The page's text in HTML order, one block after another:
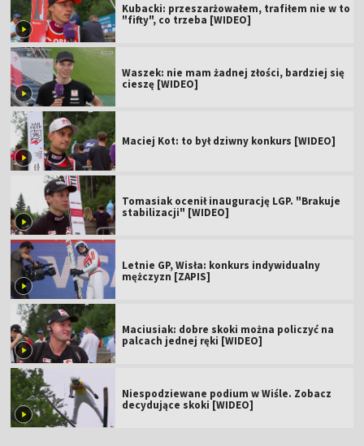
Kubacki: przeszarżowałem, trafiłem nie w to
"fifty", co trzeba [WIDEO]
Waszek: nie mam żadnej złości, bardziej się
cieszę [WIDEO]
Maciej Kot: to był dziwny konkurs [WIDEO]
Tomasiak ocenił inaugurację LGP. "Brakuje
stabilizacji" [WIDEO]
Letnie GP, Wisła: konkurs indywidualny
mężczyzn [ZAPIS]
Maciusiak: dobre skoki można policzyć na
palcach jednej ręki [WIDEO]
Niespodziewane podium w Wiśle. Zobacz
decydujące skoki [WIDEO]